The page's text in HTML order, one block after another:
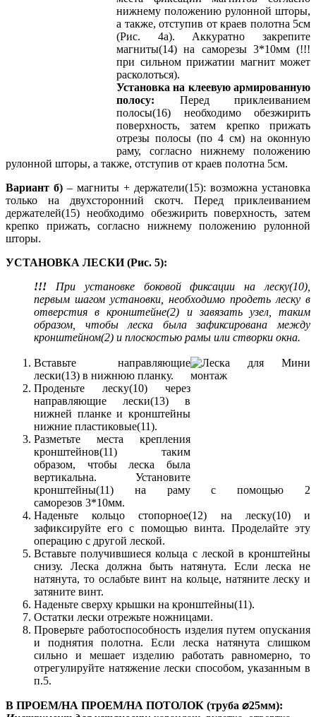
нижнему положению рулонной шторы,
а также, отступив от краев полотна 5см
(Рис. 4а). Аккуратно закрепите
магниты(14) на саморезы 3*10мм (!!!
при сильном прижатии магнит может
расколоться).
Установка на клеевую армированную
полосу: Перед приклеиванием
полосы(16) необходимо обезжирить
поверхность, затем крепко прижать
отрезы полосы (по 4 см) на оконную
раму, согласно нижнему положению
рулонной шторы, а также, отступив от краев полотна 5см.
Вариант б) – магниты + держатели(15): возможна установка
только на двухсторонний скотч. Перед приклеиванием
держателей(15) необходимо обезжирить поверхность, затем
крепко прижать, согласно нижнему положению рулонной
шторы.
УСТАНОВКА ЛЕСКИ (Рис. 5):
!!! При установке боковой фиксации на леску(10),
первым шагом установки, необходимо продеть леску в
отверстия в кронштейне(2) и завязать узел, таким
образом, чтобы леска была зафиксирована между
кронштейном(2) и плоскостью рамы или створки окна.
Вставьте направляющие
лески(13) в нижнюю планку.
Проденьте леску(10) через
направляющие лески(13) в
нижней планке и кронштейны
нижние пластиковые(11).
Разметьте места крепления
кронштейнов(11) таким
образом, чтобы леска была
вертикальна. Установите
кронштейны(11) на раму с помощью 2
саморезов 3*10мм.
Наденьте кольцо стопорное(12) на леску(10) и
зафиксируйте его с помощью винта. Проделайте эту
операцию с другой леской.
Вставьте получившиеся кольца с леской в кронштейны
снизу. Леска должна быть натянута. Если леска не
натянута, то ослабьте винт на кольце, натяните леску и
затяните винт.
Наденьте сверху крышки на кронштейны(11).
Остатки лески отрежьте ножницами.
Проверьте работоспособность изделия путем опускания
и поднятия полотна. Если леска натянута слишком
сильно и мешает изделию работать равномерно, то
отрегулируйте натяжение лески способом, указанным в
п.5.
В ПРОЕМ/НА ПРОЕМ/НА ПОТОЛОК (труба ⌀25мм):